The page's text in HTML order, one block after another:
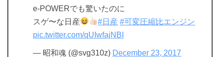
e-POWERでも驚いたのに
スゲ〜な日産
#日産 #可変圧縮比エンジン
pic.twitter.com/qUIwfajNBI
— 昭和魂 (@svg310z) December 23, 2017